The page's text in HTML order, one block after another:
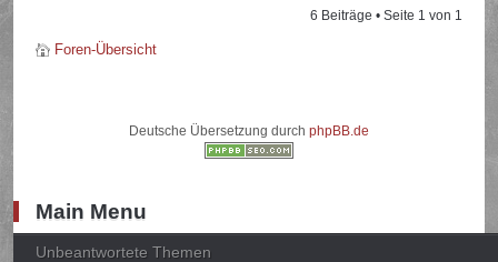
6 Beiträge • Seite 1 von 1
Foren-Übersicht
Deutsche Übersetzung durch phpBB.de
Main Menu
Unbeantwortete Themen